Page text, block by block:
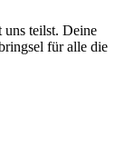
uns teilst. Deine
für alle die